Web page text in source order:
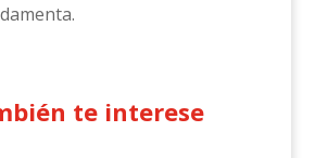
te interese